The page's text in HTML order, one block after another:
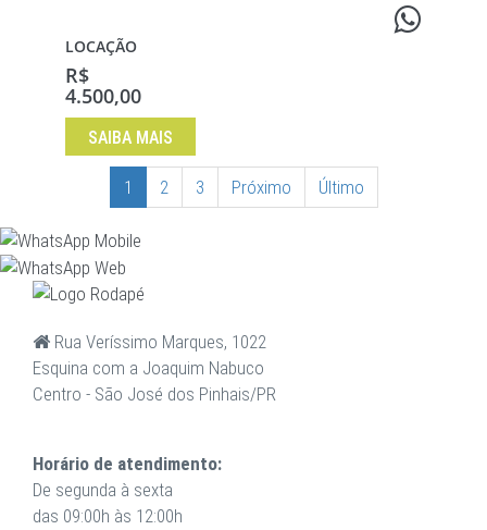
LOCAÇÃO
R$
4.500,00
SAIBA MAIS
1 2 3 Próximo Último
Rua Veríssimo Marques, 1022
Esquina com a Joaquim Nabuco
Centro - São José dos Pinhais/PR
Horário de atendimento:
De segunda à sexta
das 09:00h às 12:00h